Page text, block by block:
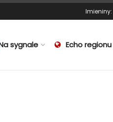
Imieniny:
sygnale Echo regionu